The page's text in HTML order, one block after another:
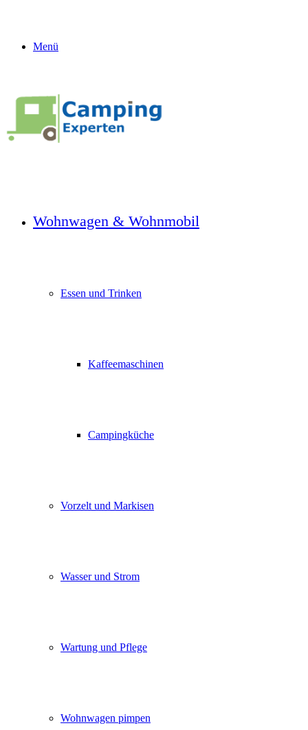
Menü
Wohnwagen & Wohnmobil
Essen und Trinken
Kaffeemaschinen
Campingküche
Vorzelt und Markisen
Wasser und Strom
Wartung und Pflege
Wohnwagen pimpen